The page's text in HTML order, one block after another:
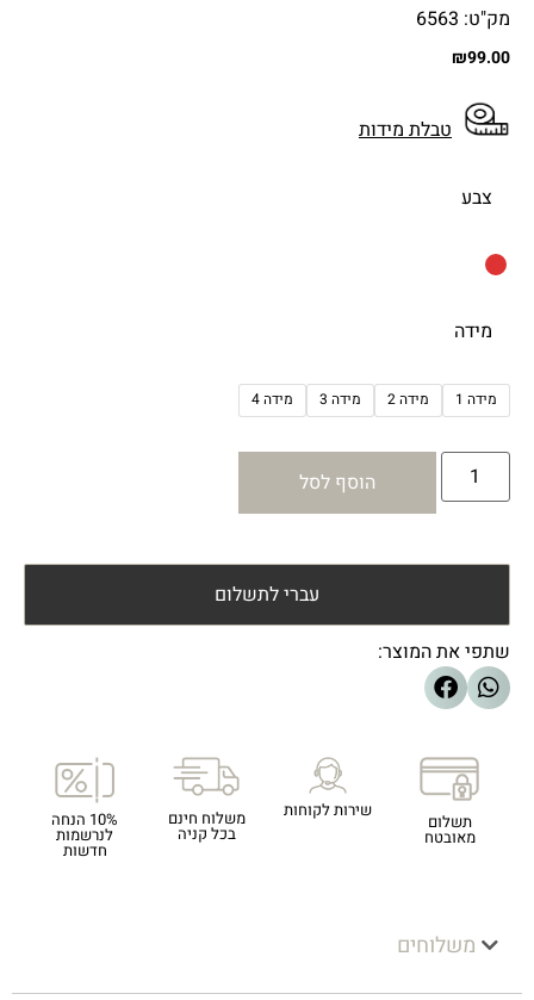
מק"ט: 6563
₪99.00
טבלת מידות
צבע
מידה
מידה 1 מידה 2 מידה 3 מידה 4
הוסף לסל
עברי לתשלום
שתפי את המוצר:
תשלום
מאובטח
שירות לקוחות משלוח חינם
בכל קניה
10% הנחה
לנרשמות
חדשות
משלוחים